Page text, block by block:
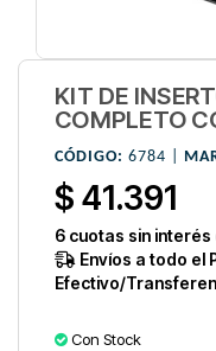
KIT DE
COMPLETO
CÓDIGO: 6784 |
$ 41.391
6 cuotas sin interés
Envíos a todo el
Efectivo/
Con Stock